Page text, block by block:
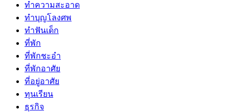
ทำความสะอาด
ทำบุญโลงศพ
ทำฟันเด็ก
ที่พัก
ที่พักชะอำ
ที่พักอาศัย
ที่อยู่อาศัย
ทุนเรียน
ธุรกิจ